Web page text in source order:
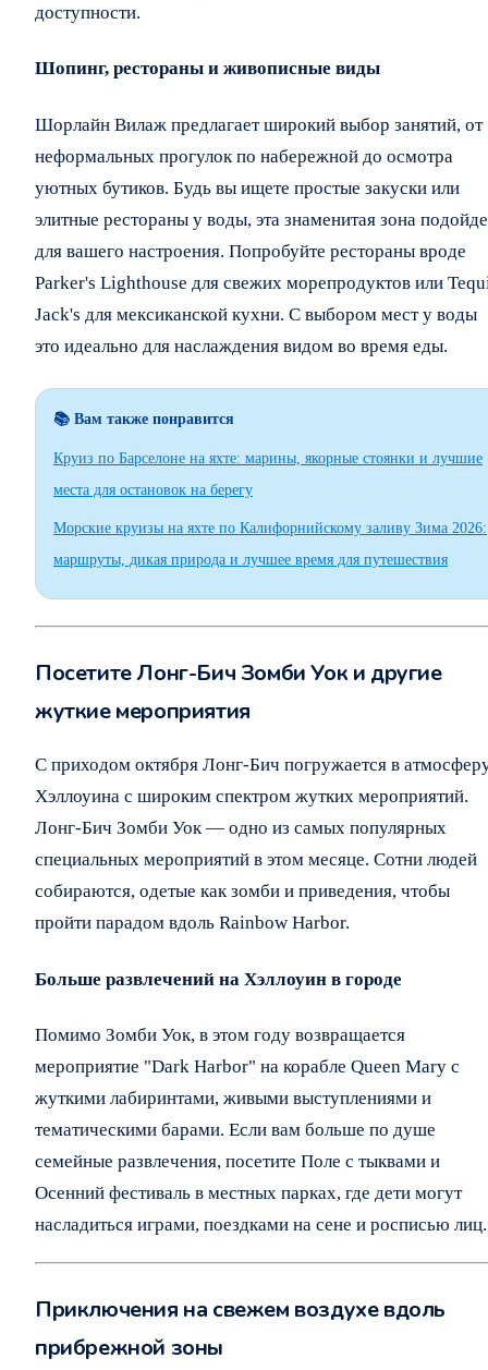
доступности.
Шопинг, рестораны и живописные виды
Шорлайн Вилаж предлагает широкий выбор занятий, от
неформальных прогулок по набережной до осмотра
уютных бутиков. Будь вы ищете простые закуски или
элитные рестораны у воды, эта знаменитая зона
для вашего настроения. Попробуйте рестораны вроде
Parker's Lighthouse для свежих морепродуктов или
Jack's для мексиканской кухни. С выбором мест у воды
это идеально для наслаждения видом во время еды.
📚 Вам также понравится
Круиз по Барселоне на яхте: марины, якорные стоянки и лучшие
места для остановок на берегу
Морские круизы на яхте по Калифорнийскому заливу Зима 2026:
маршруты, дикая природа и лучшее время для путешествия
Посетите Лонг-Бич Зомби Уок и другие
жуткие мероприятия
С приходом октября Лонг-Бич погружается в
Хэллоуина с широким спектром жутких мероприятий.
Лонг-Бич Зомби Уок — одно из самых популярных
специальных мероприятий в этом месяце. Сотни людей
собираются, одетые как зомби и приведения, чтобы
пройти парадом вдоль Rainbow Harbor.
Больше развлечений на Хэллоуин в городе
Помимо Зомби Уок, в этом году возвращается
мероприятие "Dark Harbor" на корабле Queen Mary с
жуткими лабиринтами, живыми выступлениями и
тематическими барами. Если вам больше по душе
семейные развлечения, посетите Поле с тыквами и
Осенний фестиваль в местных парках, где дети могут
насладиться играми, поездками на сене и росписью лиц.
Приключения на свежем воздухе вдоль
прибрежной зоны